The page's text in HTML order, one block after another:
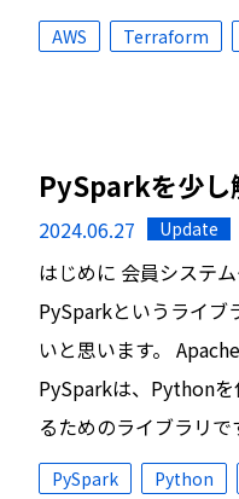
AWS Terraform
PySparkを少し
2024.06.27 Update
はじめに 会員システ
PySparkというライブ
いと思います。
PySparkは、Python
るためのライブラリ
PySpark Python